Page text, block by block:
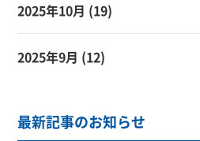
2025年10月 (19)
2025年9月 (12)
最新記事のお知らせ